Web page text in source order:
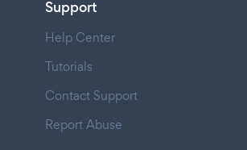
Support
Help Center
Tutorials
Contact Support
Report Abuse